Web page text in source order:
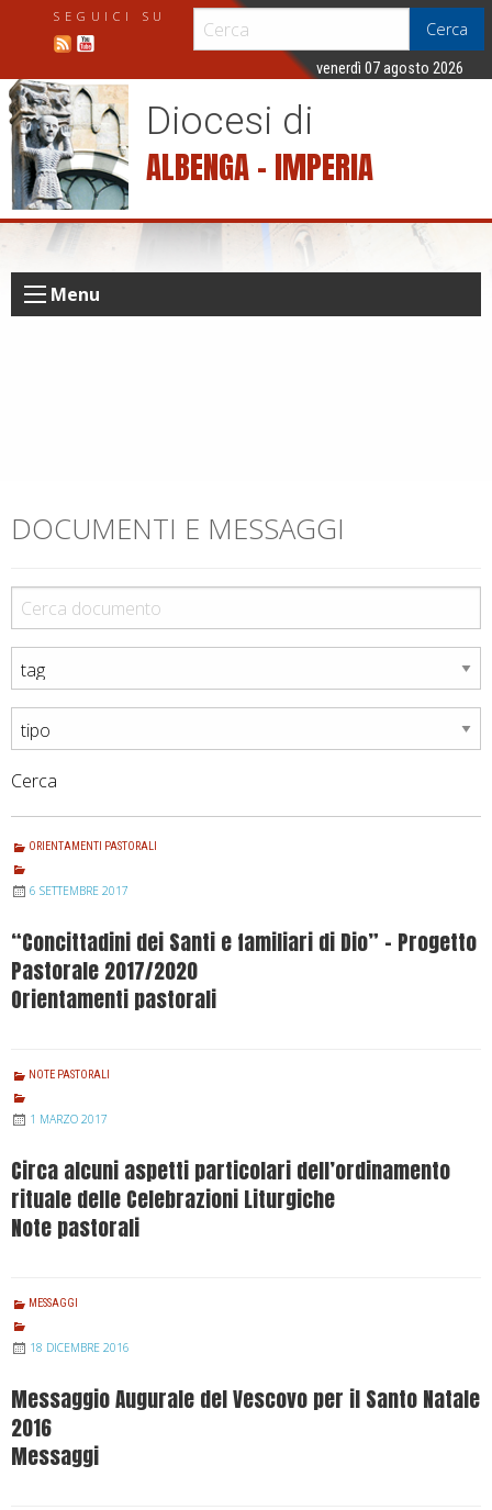
p
n
Cerca
SEGUICI SU
venerdì 07 agosto 2026
Diocesi di
ALBENGA – IMPERIA
Menu
Cerca
ORIENTAMENTI PASTORALI
6 SETTEMBRE 2017
“Concittadini dei Santi e familiari di Dio” – Progetto
Pastorale 2017/2020
Orientamenti pastorali
NOTE PASTORALI
1 MARZO 2017
Circa alcuni aspetti particolari dell’ordinamento
rituale delle Celebrazioni Liturgiche
Note pastorali
MESSAGGI
18 DICEMBRE 2016
Messaggio Augurale del Vescovo per il Santo Natale
2016
Messaggi